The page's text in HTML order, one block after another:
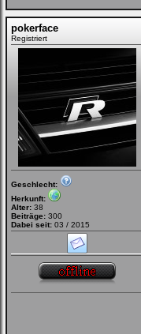
pokerface
Registriert
Geschlecht:
Herkunft:
Alter: 38
Beiträge: 300
Dabei seit: 03 / 2015